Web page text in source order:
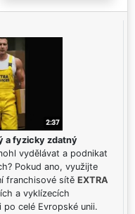
a fyzicky zdatný
vydělávat a podnikat
Pokud ano, využijte
franchisové sítě EXTRA
a vyklízecích
po celé Evropské unii.